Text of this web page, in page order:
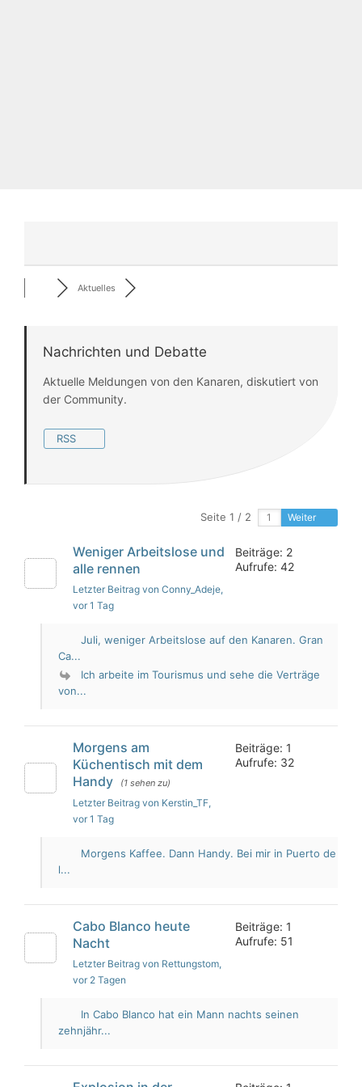
Aktuelles
Nachrichten und Debatte
Aktuelle Meldungen von den Kanaren, diskutiert von
der Community.
RSS
Seite 1 / 2 Weiter
Weniger Arbeitslose und
alle rennen
Letzter Beitrag von Conny_Adeje,
vor 1 Tag
Beiträge: 2
Aufrufe: 42
Juli, weniger Arbeitslose auf den Kanaren. Gran
Ca...
Ich arbeite im Tourismus und sehe die Verträge
von...
Morgens am
Küchentisch mit dem
Handy
(1 sehen zu)
Letzter Beitrag von Kerstin_TF,
vor 1 Tag
Beiträge: 1
Aufrufe: 32
Morgens Kaffee. Dann Handy. Bei mir in Puerto de
l...
Cabo Blanco heute
Nacht
Letzter Beitrag von Rettungstom,
vor 2 Tagen
Beiträge: 1
Aufrufe: 51
In Cabo Blanco hat ein Mann nachts seinen
zehnjähr...